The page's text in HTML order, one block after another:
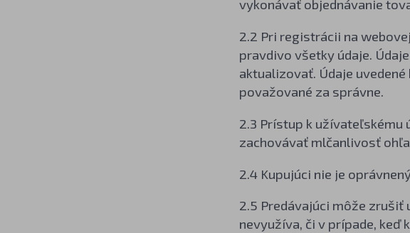
vykonávať objednávanie
2.2 Pri registrácii na
pravdivo všetky údaje.
aktualizovať. Údaje
považované za správne.
2.3 Prístup k užívateľskému
zachovávať mlčanlivosť
2.4 Kupujúci nie je
2.5 Predávajúci môže
nevyužíva, či v prípade,